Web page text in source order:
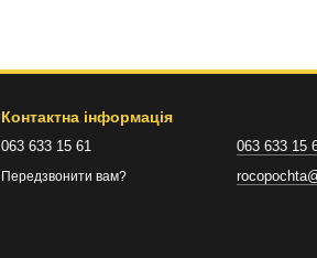
Контактна інформація
063 633 15 61
Передзвонити вам?
063 633 15